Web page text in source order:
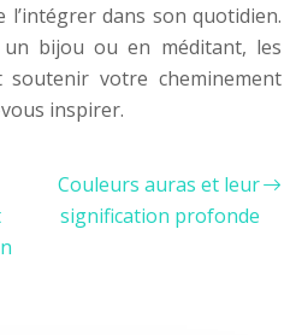
l’intégrer dans son quotidien.
bijou ou en méditant, les
soutenir votre cheminement
inspirer.
Couleurs auras et leur
signification profonde